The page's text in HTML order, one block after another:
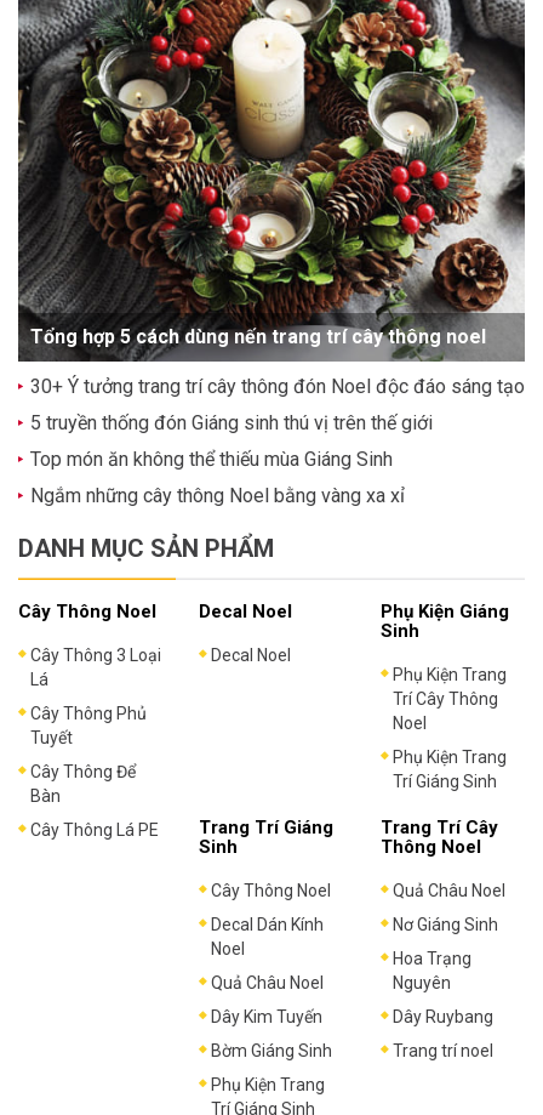
Tổng hợp 5 cách dùng nến trang trí cây thông noel
30+ Ý tưởng trang trí cây thông đón Noel độc đáo sáng tạo
5 truyền thống đón Giáng sinh thú vị trên thế giới
Top món ăn không thể thiếu mùa Giáng Sinh
Ngắm những cây thông Noel bằng vàng xa xỉ
DANH MỤC SẢN PHẨM
Cây Thông Noel
Cây Thông 3 Loại
Lá
Cây Thông Phủ
Tuyết
Cây Thông Để
Bàn
Cây Thông Lá PE
Decal Noel
Decal Noel
Phụ Kiện Giáng
Sinh
Phụ Kiện Trang
Trí Cây Thông
Noel
Phụ Kiện Trang
Trí Giáng Sinh
Trang Trí Giáng
Sinh
Cây Thông Noel
Decal Dán Kính
Noel
Quả Châu Noel
Dây Kim Tuyến
Bờm Giáng Sinh
Phụ Kiện Trang
Trí Giáng Sinh
Trang Trí Cây
Thông Noel
Quả Châu Noel
Nơ Giáng Sinh
Hoa Trạng
Nguyên
Dây Ruybang
Trang trí noel